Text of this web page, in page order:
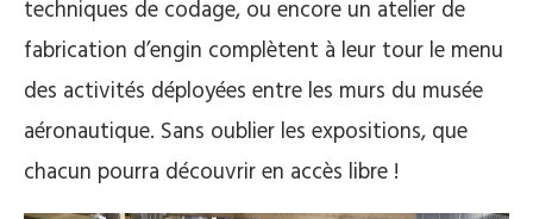
techniques de codage, ou encore un atelier de
fabrication d’engin complètent à leur tour le menu
des activités déployées entre les murs du musée
aéronautique. Sans oublier les expositions, que
chacun pourra découvrir en accès libre !